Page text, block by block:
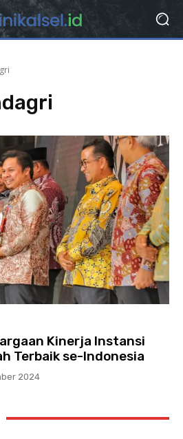
Kinerja Instansi
Terbaik se-Indonesia
2024